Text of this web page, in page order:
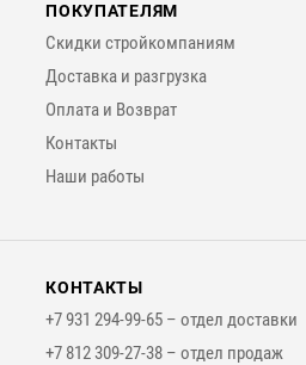
ПОКУПАТЕЛЯМ
Скидки стройкомпаниям
Доставка и разгрузка
Оплата и Возврат
Контакты
Наши работы
КОНТАКТЫ
+7 931 294-99-65 –отдел доставки
+7 812 309-27-38 –отдел продаж